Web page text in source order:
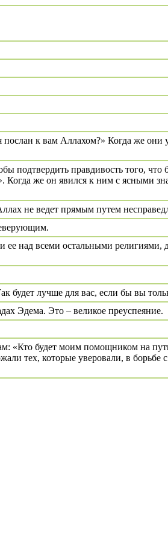
к вам Аллахом?» Когда же они
правдивость того, что
же он явился к ним с ясными
не ведет прямым путем
над всеми остальными религиями,
лучше для вас, если бы вы
Эдема. Это – великое преуспеяние.
«Кто будет моим помощником на
тех, которые уверовали, в